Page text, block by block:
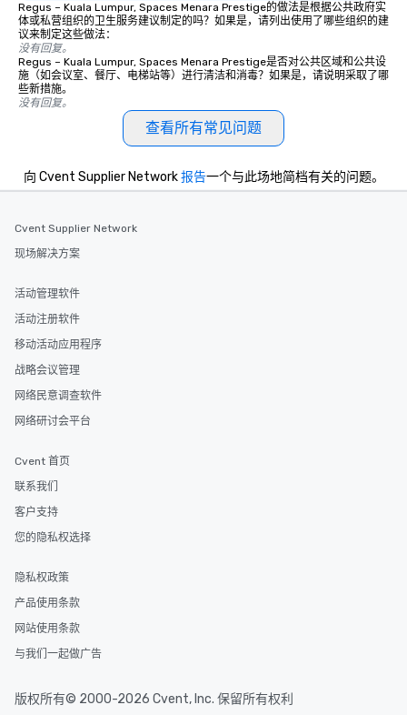
Regus – Kuala Lumpur, Spaces Menara Prestige的做法是根据公共政府实
体或私营组织的卫生服务建议制定的吗？如果是，请列出使用了哪些组织的建
议来制定这些做法：
没有回复。
Regus – Kuala Lumpur, Spaces Menara Prestige是否对公共区域和公共设
施（如会议室、餐厅、电梯站等）进行清洁和消毒？如果是，请说明采取了哪
些新措施。
没有回复。
查看所有常见问题
向 Cvent Supplier Network报告一个与此场地简档有关的问题。
Cvent Supplier Network
现场解决方案
活动管理软件
活动注册软件
移动活动应用程序
战略会议管理
网络民意调查软件
网络研讨会平台
Cvent 首页
联系我们
客户支持
您的隐私权选择
隐私权政策
产品使用条款
网站使用条款
与我们一起做广告
版权所有© 2000-2026 Cvent, Inc. 保留所有权利